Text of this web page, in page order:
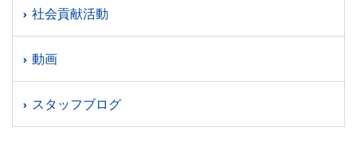
社会貢献活動
動画
スタッフブログ